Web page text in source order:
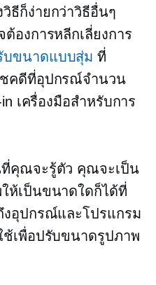
ธีก็ง่ายกว่าวิธีอื่นๆ
องการหลีกเลี่ยงการ
บขนาดแบบสุ่ม ที่
คดีที่อุปกรณ์จำนวน
เครื่องมือสำหรับการ
คุณจะรู้ตัว คุณจะเป็น
ห้เป็นขนาดใดก็ได้ที่
งอุปกรณ์และโปรแกรม
ช้เพื่อปรับขนาดรูปภาพ